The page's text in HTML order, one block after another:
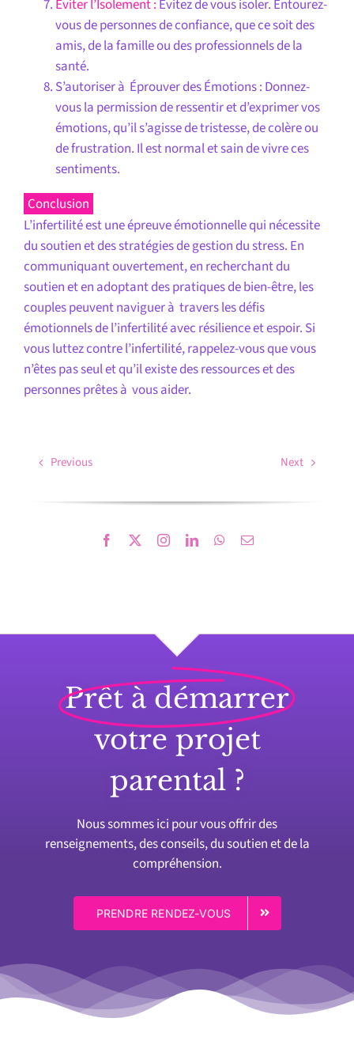
Éviter l’Isolement : Évitez de vous isoler. Entourez-
vous de personnes de confiance, que ce soit des
amis, de la famille ou des professionnels de la
santé.
S’autoriser à Éprouver des Émotions : Donnez-
vous la permission de ressentir et d’exprimer vos
émotions, qu’il s’agisse de tristesse, de colère ou
de frustration. Il est normal et sain de vivre ces
sentiments.
Conclusion
L’infertilité est une épreuve émotionnelle qui nécessite
du soutien et des stratégies de gestion du stress. En
communiquant ouvertement, en recherchant du
soutien et en adoptant des pratiques de bien-être, les
couples peuvent naviguer à travers les défis
émotionnels de l’infertilité avec résilience et espoir. Si
vous luttez contre l’infertilité, rappelez-vous que vous
n’êtes pas seul et qu’il existe des ressources et des
personnes prêtes à vous aider.
Previous Next
Prêt à démarrer
votre projet
parental ?
Nous sommes ici pour vous offrir des
renseignements, des conseils, du soutien et de la
compréhension.
PRENDRE RENDEZ-VOUS